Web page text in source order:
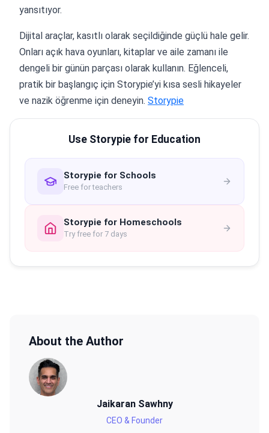
yansıtıyor.
Dijital araçlar, kasıtlı olarak seçildiğinde güçlü hale gelir.
Onları açık hava oyunları, kitaplar ve aile zamanı ile
dengeli bir günün parçası olarak kullanın. Eğlenceli,
pratik bir başlangıç için Storypie’yi kısa sesli hikayeler
ve nazik öğrenme için deneyin. Storypie
Use Storypie for Education
Storypie for Schools
Free for teachers
Storypie for Homeschools
Try free for 7 days
About the Author
Jaikaran Sawhny
CEO & Founder